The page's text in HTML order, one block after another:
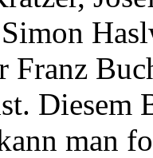
Franz
Diesem
man